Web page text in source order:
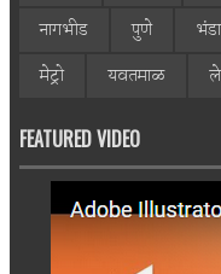
नागभीड
पुणे
मेट्रो
यवतमाळ
FEATURED VIDEO